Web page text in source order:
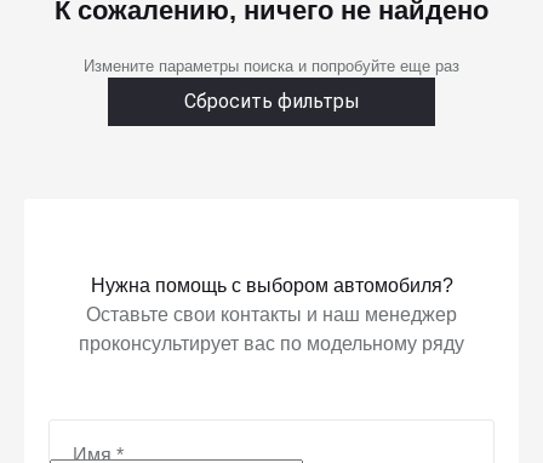
К сожалению, ничего не найдено
Измените параметры поиска и попробуйте еще раз
Сбросить фильтры
Нужна помощь с выбором автомобиля?
Оставьте свои контакты и наш менеджер
проконсультирует вас по модельному ряду
Имя*